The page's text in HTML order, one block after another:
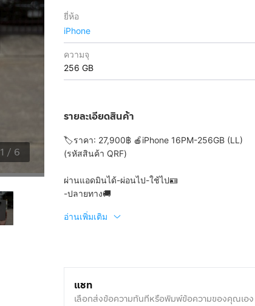
1 / 6
ยี่ห้อ
iPhone
ความจุ
256 GB
รายละเอียดสินค้า
🏷️ราคา: 27,900฿ 🍎iPhone 16PM-256GB (LL)
(รหัสสินค้า QRF)
ผ่านแอดมินได้-ผ่อนไป-ใช้ไป🪪
-ปลายทาง🚚
อ่านเพิ่มเติม
แชท
เลือกส่งข้อความทันทีหรือพิมพ์ข้อความของคุณเอง